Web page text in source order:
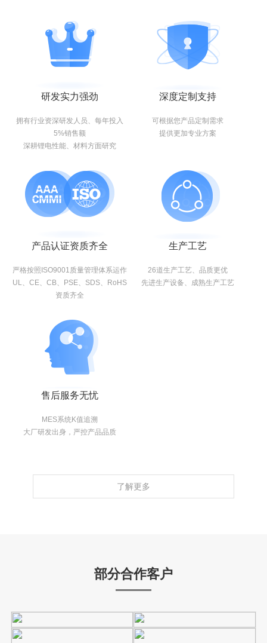
研发实力强劲
拥有行业资深研发人员、每年投入
5%销售额
深耕锂电性能、材料方面研究
深度定制支持
可根据您产品定制需求
提供更加专业方案
产品认证资质齐全
严格按照ISO9001质量管理体系运作
UL、CE、CB、PSE、SDS、RoHS
资质齐全
生产工艺
26道生产工艺、品质更优
先进生产设备、成熟生产工艺
售后服务无忧
MES系统K值追溯
大厂研发出身，严控产品品质
了解更多
部分合作客户